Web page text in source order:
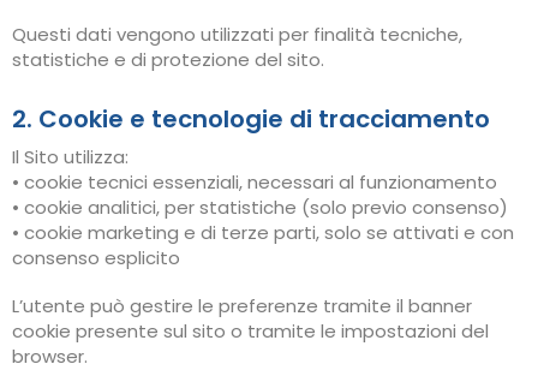
Questi dati vengono utilizzati per finalità tecniche,
statistiche e di protezione del sito.
2. Cookie e tecnologie di tracciamento
Il Sito utilizza:
• cookie tecnici essenziali, necessari al funzionamento
• cookie analitici, per statistiche (solo previo consenso)
• cookie marketing e di terze parti, solo se attivati e con
consenso esplicito
L’utente può gestire le preferenze tramite il banner
cookie presente sul sito o tramite le impostazioni del
browser.